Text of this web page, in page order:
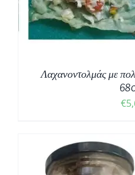
Λαχανοντολμάς με
€